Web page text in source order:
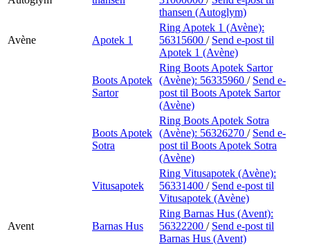
thansen (Autoglym)
Avène Apotek 1
Ring Apotek 1 (Avène):
56315600 / Send e-post til
Apotek 1 (Avène)
Boots Apotek
Sartor
Ring Boots Apotek Sartor
(Avène): 56335960 / Send e-
post til Boots Apotek Sartor
(Avène)
Boots Apotek
Sotra
Ring Boots Apotek Sotra
(Avène): 56326270 / Send e-
post til Boots Apotek Sotra
(Avène)
Vitusapotek
Ring Vitusapotek (Avène):
56331400 / Send e-post til
Vitusapotek (Avène)
Avent Barnas Hus
Ring Barnas Hus (Avent):
56322200 / Send e-post til
Barnas Hus (Avent)